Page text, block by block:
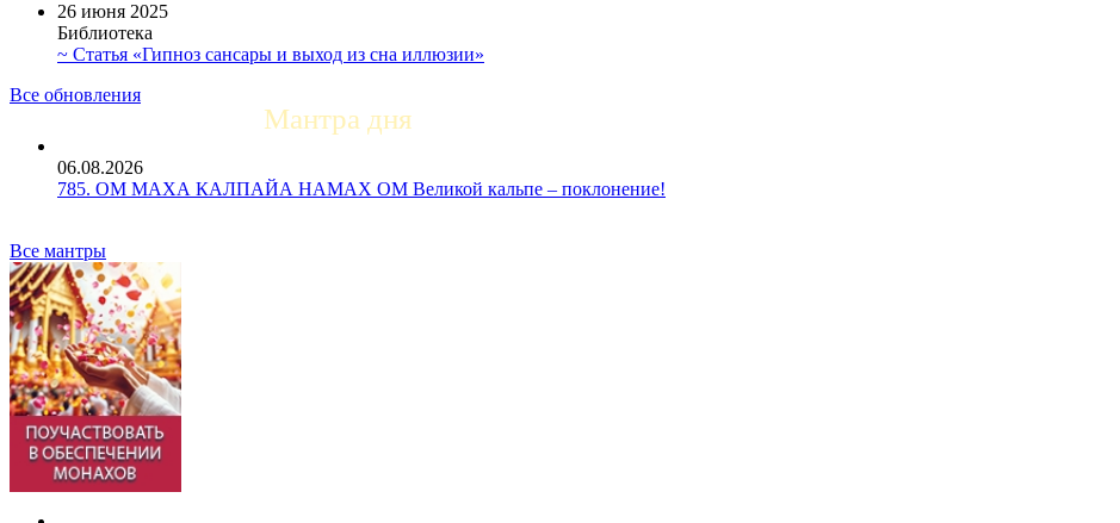
26 июня 2025
Библиотека
~ Статья «Гипноз сансары и выход из сна иллюзии»
Все обновления
Мантра дня
06.08.2026
785. ОМ МАХА КАЛПАЙА НАМАХ ОМ Великой кальпе – поклонение!
Все мантры